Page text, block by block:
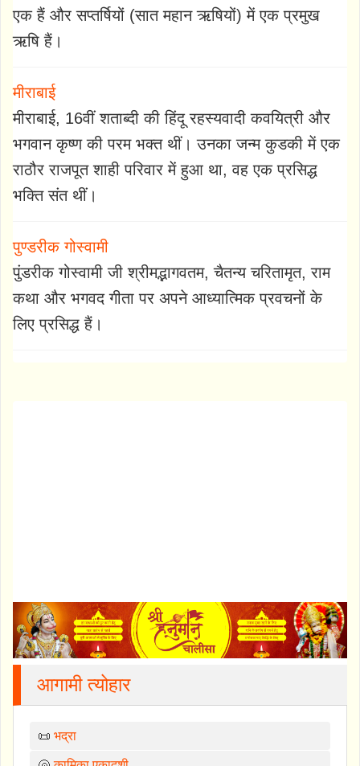
एक हैं और सप्तर्षियों (सात महान ऋषियों) में एक प्रमुख
ऋषि हैं।
मीराबाई
मीराबाई, 16वीं शताब्दी की हिंदू रहस्यवादी कवयित्री और
भगवान कृष्ण की परम भक्त थीं। उनका जन्म कुडकी में एक
राठौर राजपूत शाही परिवार में हुआ था, वह एक प्रसिद्ध
भक्ति संत थीं।
पुण्डरीक गोस्वामी
पुंडरीक गोस्वामी जी श्रीमद्भागवतम, चैतन्य चरितामृत, राम
कथा और भगवद गीता पर अपने आध्यात्मिक प्रवचनों के
लिए प्रसिद्ध हैं।
आगामी त्योहार
📜 भद्रा